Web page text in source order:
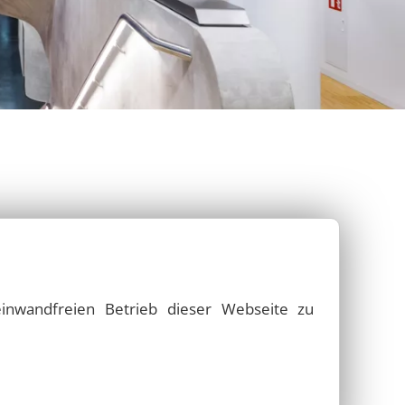
imfreiraum
und mehr…
Produktserie 2025
Studienakademie Bautzen
Marktplatz Ilmenau
Kirche Höckendorf
Betrieb dieser Webseite zu